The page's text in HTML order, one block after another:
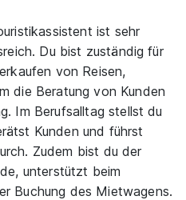
ist sehr
Du bist zuständig für
von Reisen,
die Beratung von Kunden
Im Berufsalltag stellst du
Kunden und führst
Zudem bist du der
unterstützt beim
Buchung des Mietwagens.